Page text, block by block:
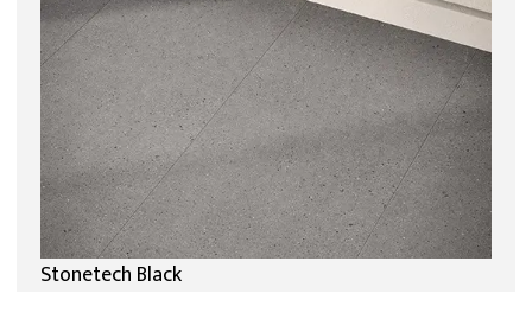
Stonetech Black